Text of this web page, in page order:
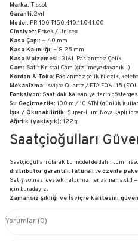
Marka: Tissot
Garanti:2yıl
Model: PR 100 T150.410.11.041.00
Cinsiyet: Erkek / Unisex
Kasa Çapı: ~ 40 mm
Kasa Kalınlığı: ~ 8.25 mm
Kasa Malzemesi: 316L Paslanmaz Çelik
Cam: Safir Kristal Cam (çizilmeye dayanıklı)
Kordon & Toka: Paslanmaz çelik bilezik,
Mekanizma: İsviçre Quartz / ETA F06.115
Fonksiyon: Saat, dakika, saniye, tarih göstergesi
Su Geçirmezlik: 100 m / 10 ATM (günlük
Işık / Okunabilirlik: Super-LumiNova kaplı
Ağırlık (yaklaşık): 122 g
Saatçioğulları
Saatçioğulları olarak bu model de dahil tüm
distribütör garantili, faturalı veözenle
Satış sonrası destek hattımız her zaman aktif
için buradayız.
Zamansız şıklığı ve İsviçre kalitesini
Yorumlar (0)